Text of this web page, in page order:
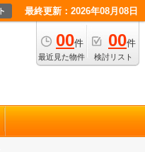
最終更新：2026年08月08日
00件
最近見た物件
00件
検討リスト